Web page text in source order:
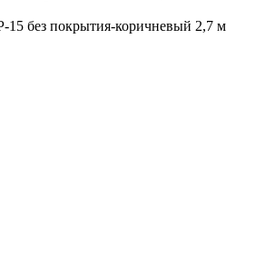
без покрытия-коричневый 2,7 м